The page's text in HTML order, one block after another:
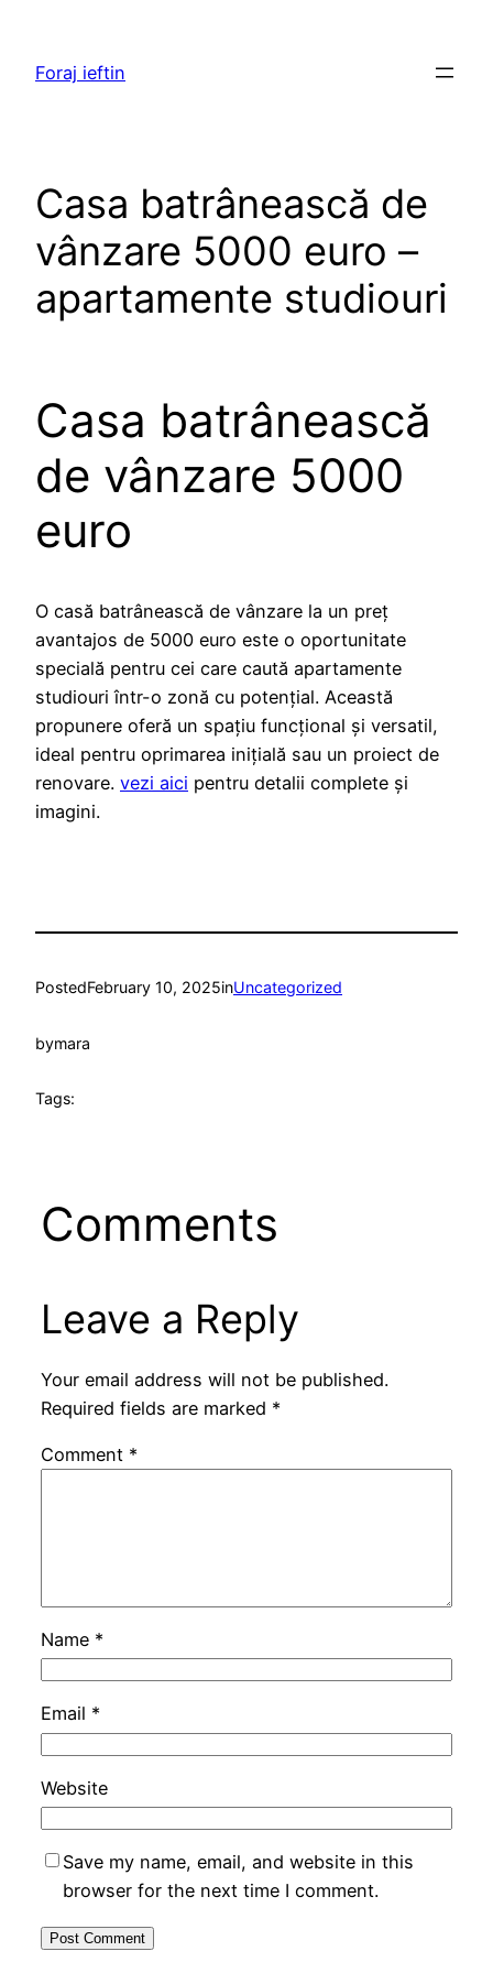
content
Foraj ieftin
Casa batrânească de
vânzare 5000 euro –
apartamente studiouri
Casa batrânească
de vânzare 5000
euro
O casă batrânească de vânzare la un preț
avantajos de 5000 euro este o oportunitate
specială pentru cei care caută apartamente
studiouri într-o zonă cu potențial. Această
propunere oferă un spațiu funcțional și versatil,
ideal pentru oprimarea inițială sau un proiect de
renovare. vezi aici pentru detalii complete și
imagini.
PostedFebruary 10, 2025inUncategorized
bymara
Tags:
Comments
Leave a Reply
Your email address will not be published.
Required fields are marked *
Comment *
Name *
Email *
Website
Save my name, email, and website in this
browser for the next time I comment.